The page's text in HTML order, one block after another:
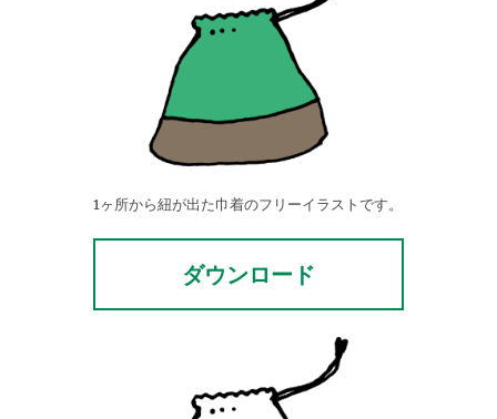
1ヶ所から紐が出た巾着のフリーイラストです。
ダウンロード